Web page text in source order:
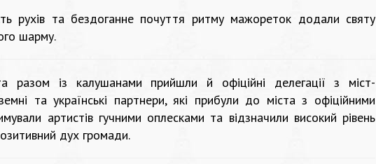
рухів та бездоганне почуття ритму мажореток додали святу
шарму.
разом із калушанами прийшли й офіційні делегації з міст-
та українські партнери, які прибули до міста з офіційними
артистів гучними оплесками та відзначили високий рівень
дух громади.